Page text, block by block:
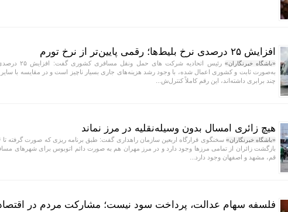
افزایش ۲۵ درصدی نرخ بلیط‌ها؛ رقمی پایین‌تر از نرخ تورم
«باشگاه خبرنگاران»
رئیس اتحادیه
به‌صورت ثابت و کشوری اعمال شده، با وجود رشد هزینه‌های جاری بسیار ناچیز است و در مقایسه با
چند برابری داشته‌اند، این رقم کاملاً کنترل‌ش...
هیچ زائری امسال بدون وسیله‌نقلیه در مرز نماند
«باشگاه خبرنگاران»
بازگشت زائران از تمامی مرز‌ها وجود دارد و در مرز مهران هم به صورت دائم اتوبوس برای شهر‌های
قم، مشهد و اصفهان وجود دارد...
فلسفه سهام عدالت، پرداخت سود نیست؛ مشارکت مردم در